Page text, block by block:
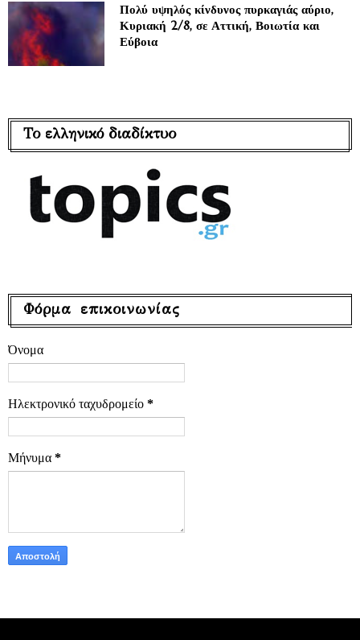
Πολύ υψηλός κίνδυνος πυρκαγιάς αύριο,
Κυριακή 2/8, σε Αττική, Βοιωτία και
Εύβοια
Το ελληνικό διαδίκτυο
Φόρμα επικοινωνίας
Όνομα
Ηλεκτρονικό ταχυδρομείο *
Μήνυμα *